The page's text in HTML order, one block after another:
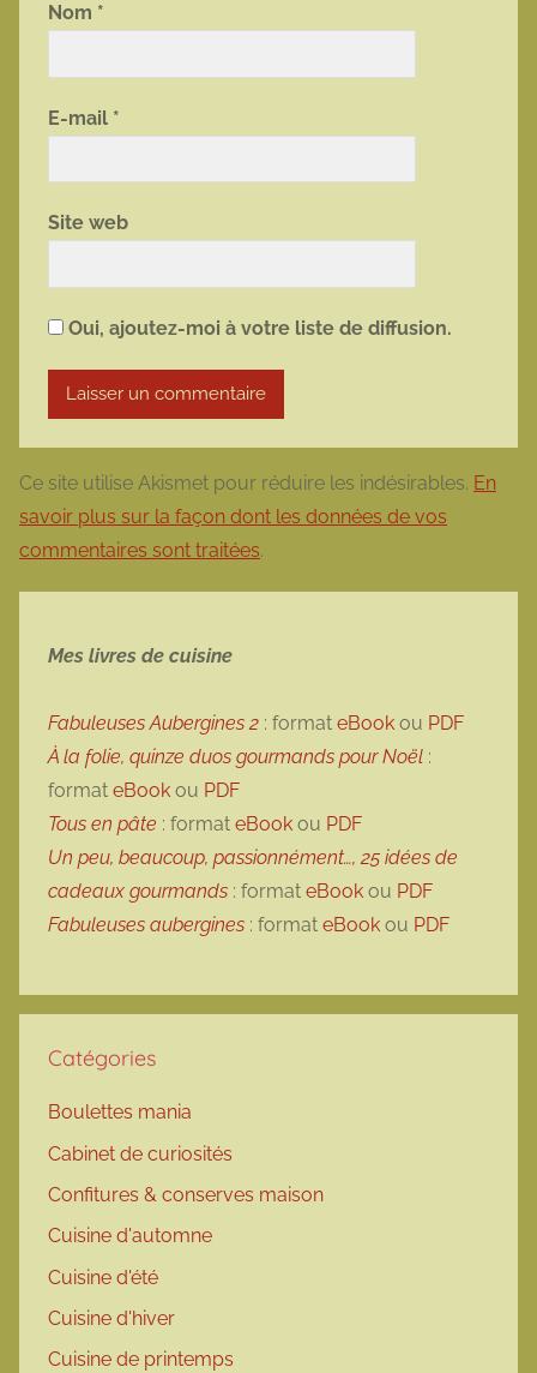
Nom *
E-mail *
Site web
Oui, ajoutez-moi à votre liste de diffusion.
Ce site utilise Akismet pour réduire les indésirables. En
savoir plus sur la façon dont les données de vos
commentaires sont traitées.
Mes livres de cuisine
Fabuleuses Aubergines 2 : format eBook ou PDF
À la folie, quinze duos gourmands pour Noël :
format eBook ou PDF
Tous en pâte : format eBook ou PDF
Un peu, beaucoup, passionnément…, 25 idées de
cadeaux gourmands : format eBook ou PDF
Fabuleuses aubergines : format eBook ou PDF
Catégories
Boulettes mania
Cabinet de curiosités
Confitures & conserves maison
Cuisine d'automne
Cuisine d'été
Cuisine d'hiver
Cuisine de printemps